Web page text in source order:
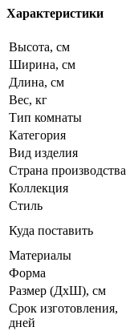
Характеристики
Высота, см
Ширина, см
Длина, см
Вес, кг
Тип комнаты
Категория
Вид изделия
Страна производства
Коллекция
Стиль
Куда поставить
Материалы
Форма
Размер (ДхШ), см
Срок изготовления,
дней